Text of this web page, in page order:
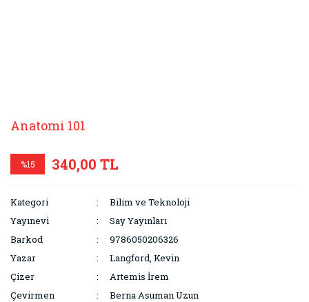
Anatomi 101
%15 340,00 TL
Kategori
Bilim ve Teknoloji
Yayınevi
Say Yayınları
Barkod
9786050206326
Yazar
Langford, Kevin
Çizer
Artemis İrem
Çevirmen
Berna Asuman Uzun